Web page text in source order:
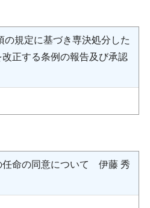
規定に基づき専決処分した
正する条例の報告及び承認
任命の同意について 伊藤 秀